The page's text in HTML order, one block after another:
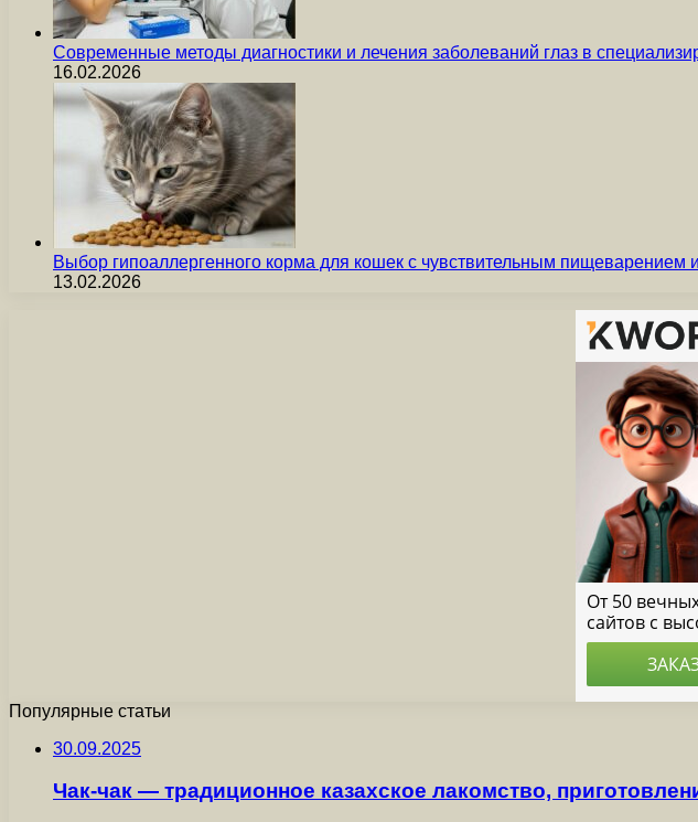
Современные методы диагностики и лечения заболеваний глаз в
16.02.2026
Выбор гипоаллергенного корма для кошек с чувствительным
13.02.2026
Популярные статьи
30.09.2025
Чак-чак — традиционное казахское лакомство,